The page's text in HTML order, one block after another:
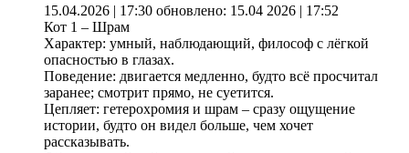
15.04.2026 | 17:30 обновлено: 15.04 2026 | 17:52
Кот 1 – Шрам
Характер: умный, наблюдающий, философ с лёгкой
опасностью в глазах.
Поведение: двигается медленно, будто всё просчитал
заранее; смотрит прямо, не суетится.
Цепляет: гетерохромия и шрам – сразу ощущение
истории, будто он видел больше, чем хочет
рассказывать.